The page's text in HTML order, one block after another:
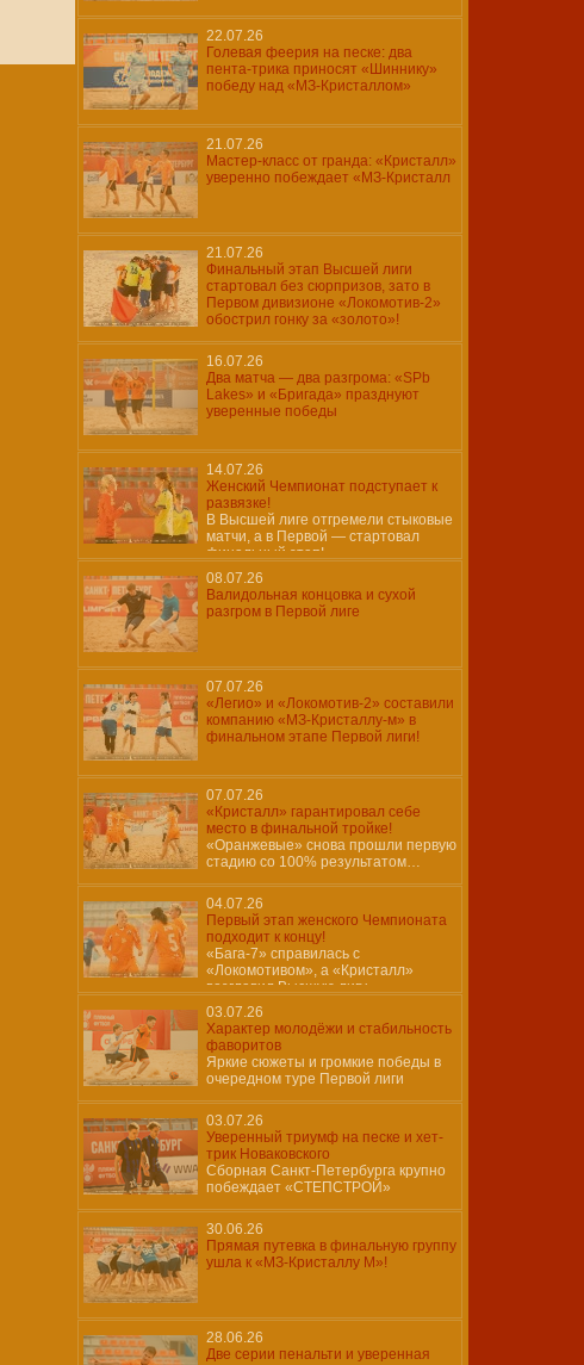
22.07.26
Голевая феерия на песке: два
пента-трика приносят «Шиннику»
победу над «МЗ-Кристаллом»
21.07.26
Мастер-класс от гранда: «Кристалл»
уверенно побеждает «МЗ-Кристалл
21.07.26
Финальный этап Высшей лиги
стартовал без сюрпризов, зато в
Первом дивизионе «Локомотив-2»
обострил гонку за «золото»!
16.07.26
Два матча — два разгрома: «SPb
Lakes» и «Бригада» празднуют
уверенные победы
14.07.26
Женский Чемпионат подступает к
развязке!
В Высшей лиге отгремели стыковые
матчи, а в Первой — стартовал
финальный этап!
08.07.26
Валидольная концовка и сухой
разгром в Первой лиге
07.07.26
«Легио» и «Локомотив-2» составили
компанию «МЗ-Кристаллу-м» в
финальном этапе Первой лиги!
07.07.26
«Кристалл» гарантировал себе
место в финальной тройке!
«Оранжевые» снова прошли первую
стадию со 100% результатом…
04.07.26
Первый этап женского Чемпионата
подходит к концу!
«Бага-7» справилась с
«Локомотивом», а «Кристалл»
возглавил Высшую лигу
03.07.26
Характер молодёжи и стабильность
фаворитов
Яркие сюжеты и громкие победы в
очередном туре Первой лиги
03.07.26
Уверенный триумф на песке и хет-
трик Новаковского
Сборная Санкт-Петербурга крупно
побеждает «СТЕПСТРОЙ»
30.06.26
Прямая путевка в финальную группу
ушла к «МЗ-Кристаллу М»!
28.06.26
Две серии пенальти и уверенная